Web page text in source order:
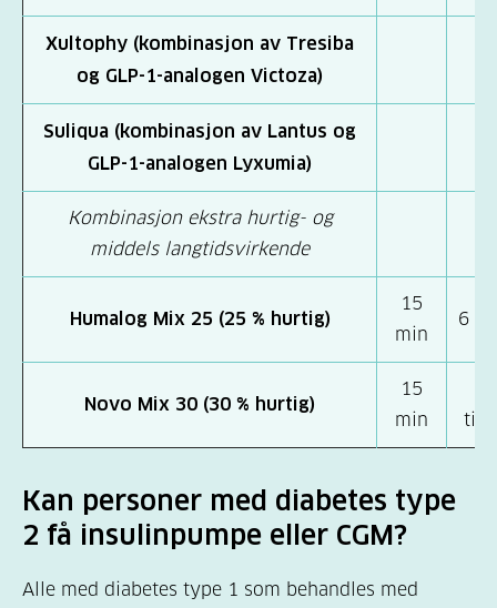
Xultophy (kombinasjon av Tresiba
og GLP-1-analogen Victoza)
Suliqua (kombinasjon av Lantus og
GLP-1-analogen Lyxumia)
Kombinasjon ekstra hurtig- og
middels langtidsvirkende
Humalog Mix 25 (25 % hurtig)
15
min
6
Novo Mix 30 (30 % hurtig)
15
min
Kan personer med diabetes type
2 få insulinpumpe eller CGM?
Alle med diabetes type 1 som behandles med